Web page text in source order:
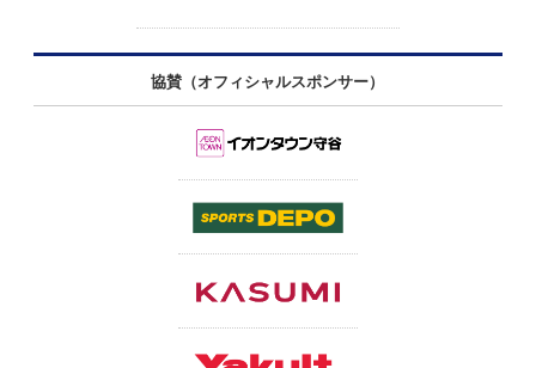
協賛（オフィシャルスポンサー）